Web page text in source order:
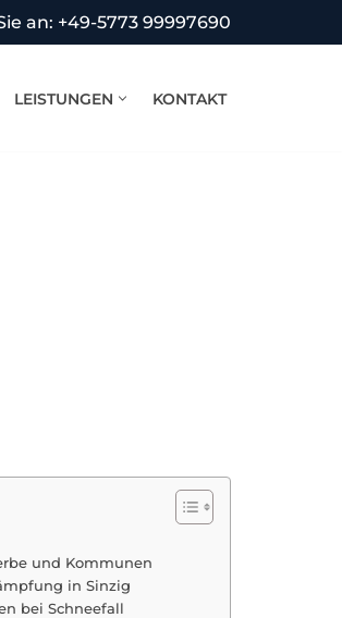
an: +49-5773 99997690
LEISTUNGEN KONTAKT
und Kommunen
in Sinzig
bei Schneefall